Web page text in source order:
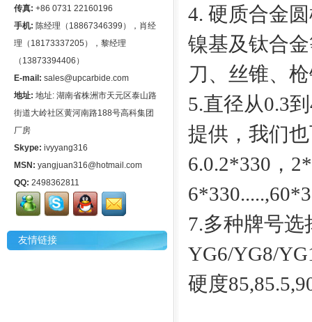
传真: +86 0731 22160196
手机: 陈经理（18867346399），肖经
理（18173337205），黎经理
（13873394406）
E-mail: sales@upcarbide.com
地址: 地址: 湖南省株洲市天元区泰山路
街道大岭社区黄河南路188号高科集团
厂房
Skype: ivyyang316
MSN: yangjuan316@hotmail.com
QQ: 2498362811
友情链接
4. 硬质合金
镍基及钛合
刀、丝锥、
5.直径从0.3
提供，我们
6.0.2*330，
7.多种牌号选
YG6/YG8/
硬度